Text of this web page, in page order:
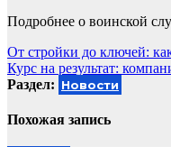
Подробнее о воинской
Навигация
по
От стройки до ключей:
Курс на результат:
Раздел: Новости
Похожая запись